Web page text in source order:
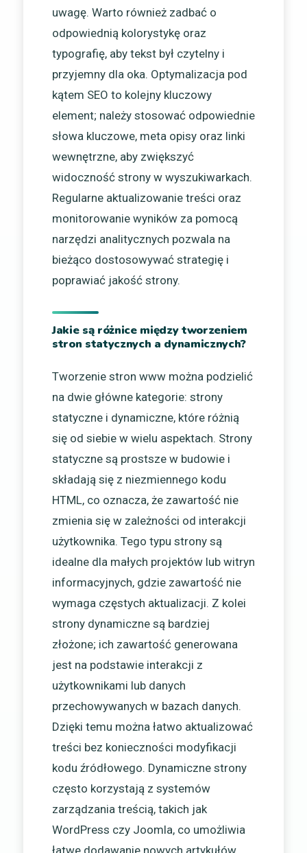
uwagę. Warto również zadbać o
odpowiednią kolorystykę oraz
typografię, aby tekst był czytelny i
przyjemny dla oka. Optymalizacja pod
kątem SEO to kolejny kluczowy
element; należy stosować odpowiednie
słowa kluczowe, meta opisy oraz linki
wewnętrzne, aby zwiększyć
widoczność strony w wyszukiwarkach.
Regularne aktualizowanie treści oraz
monitorowanie wyników za pomocą
narzędzi analitycznych pozwala na
bieżąco dostosowywać strategię i
poprawiać jakość strony.
Jakie są różnice między tworzeniem
stron statycznych a dynamicznych?
Tworzenie stron www można podzielić
na dwie główne kategorie: strony
statyczne i dynamiczne, które różnią
się od siebie w wielu aspektach. Strony
statyczne są prostsze w budowie i
składają się z niezmiennego kodu
HTML, co oznacza, że zawartość nie
zmienia się w zależności od interakcji
użytkownika. Tego typu strony są
idealne dla małych projektów lub witryn
informacyjnych, gdzie zawartość nie
wymaga częstych aktualizacji. Z kolei
strony dynamiczne są bardziej
złożone; ich zawartość generowana
jest na podstawie interakcji z
użytkownikami lub danych
przechowywanych w bazach danych.
Dzięki temu można łatwo aktualizować
treści bez konieczności modyfikacji
kodu źródłowego. Dynamiczne strony
często korzystają z systemów
zarządzania treścią, takich jak
WordPress czy Joomla, co umożliwia
łatwe dodawanie nowych artykułów